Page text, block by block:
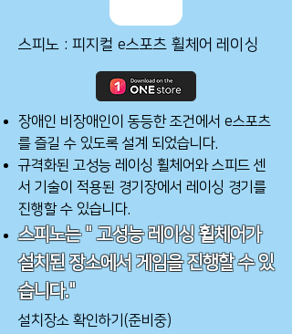
스피노 : 피지컬 e스포츠 휠체어 레이싱
장애인 비장애인이 동등한 조건에서 e스포츠
를 즐길 수 있도록 설계 되었습니다.
​규격화된 고성능 레이싱 휠체어와 스피드 센
서 기술이 적용된 경기장에서 레이싱 경기를
진행할 수 있습니다.
스피노는 " 고성능 레이싱 휠체어가
설치된 장소에서 게임을 진행할 수 있
습니다."
설치장소 확인하기(준비중)